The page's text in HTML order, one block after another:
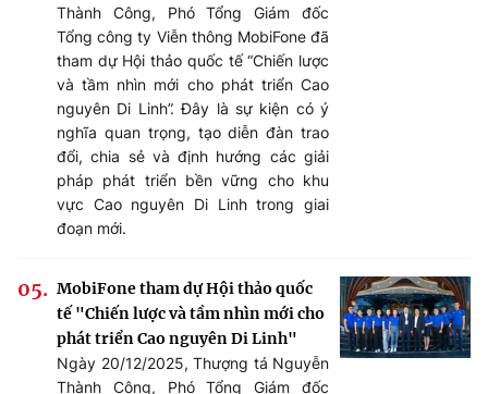
Thành Công, Phó Tổng Giám đốc
Tổng công ty Viễn thông MobiFone đã
tham dự Hội thảo quốc tế “Chiến lược
và tầm nhìn mới cho phát triển Cao
nguyên Di Linh”. Đây là sự kiện có ý
nghĩa quan trọng, tạo diễn đàn trao
đổi, chia sẻ và định hướng các giải
pháp phát triển bền vững cho khu
vực Cao nguyên Di Linh trong giai
đoạn mới.
MobiFone tham dự Hội thảo quốc
tế "Chiến lược và tầm nhìn mới cho
phát triển Cao nguyên Di Linh"
Ngày 20/12/2025, Thượng tá Nguyễn
Thành Công, Phó Tổng Giám đốc